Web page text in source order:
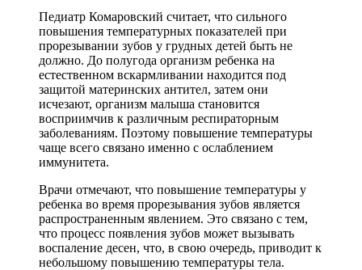
Педиатр Комаровский считает, что сильного
повышения температурных показателей при
прорезывании зубов у грудных детей быть не
должно. До полугода организм ребенка на
естественном вскармливании находится под
защитой материнских антител, затем они
исчезают, организм малыша становится
восприимчив к различным респираторным
заболеваниям. Поэтому повышение температуры
чаще всего связано именно с ослаблением
иммунитета.
Врачи отмечают, что повышение температуры у
ребенка во время прорезывания зубов является
распространенным явлением. Это связано с тем,
что процесс появления зубов может вызывать
воспаление десен, что, в свою очередь, приводит к
небольшому повышению температуры тела.